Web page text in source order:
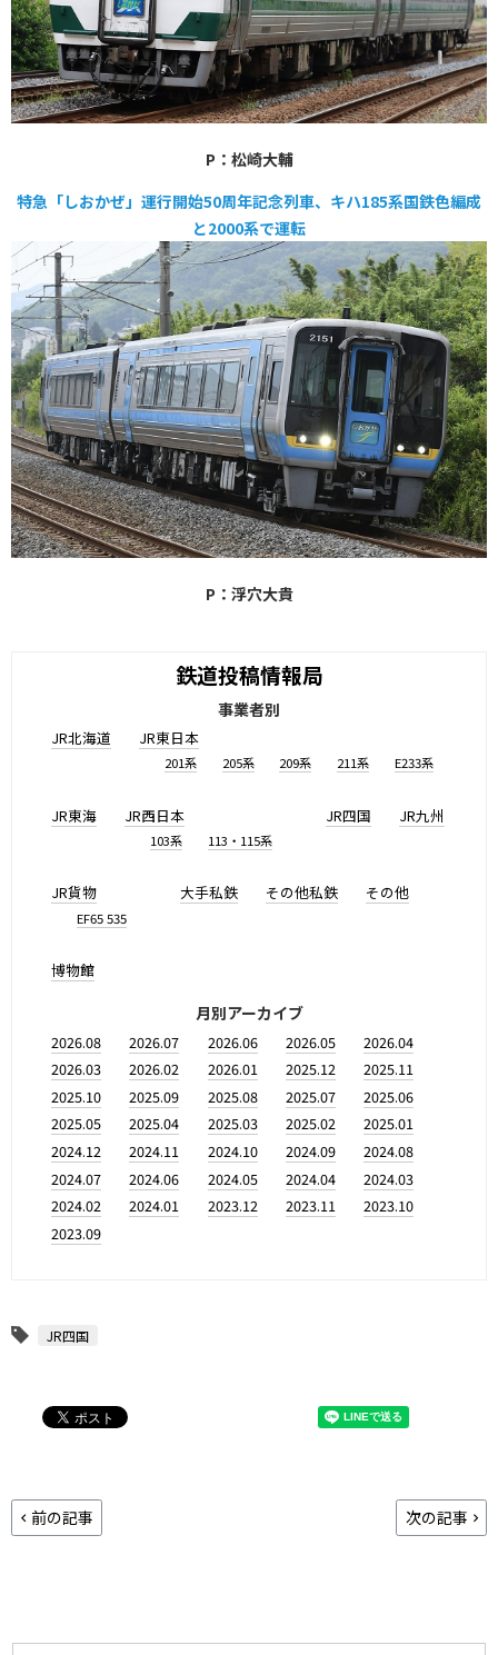
P：松崎大輔
特急「しおかぜ」運行開始50周年記念列車、キハ185系国鉄色編成
と2000系で運転
P：浮穴大貴
鉄道投稿情報局
事業者別
JR北海道 JR東日本
201系 205系 209系 211系 E233系
JR東海 JR西日本
103系 113・115系
JR四国 JR九州
JR貨物
EF65 535
大手私鉄 その他私鉄 その他
博物館
月別アーカイブ
2026.08 2026.07 2026.06 2026.05
2026.04
2026.03
2026.02 2026.01 2025.12
2025.11
2025.10
2025.09 2025.08 2025.07
2025.06
2025.05
2025.04 2025.03 2025.02
2025.01
2024.12
2024.11 2024.10 2024.09
2024.08
2024.07
2024.06 2024.05 2024.04
2024.03
2024.02
2024.01 2023.12 2023.11
2023.10
2023.09
JR四国
前の記事 次の記事